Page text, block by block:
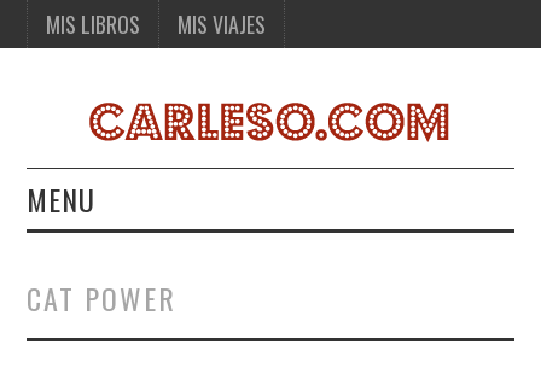
MIS LIBROS MIS VIAJES
MENU
MIS VIAJES
CAT POWER